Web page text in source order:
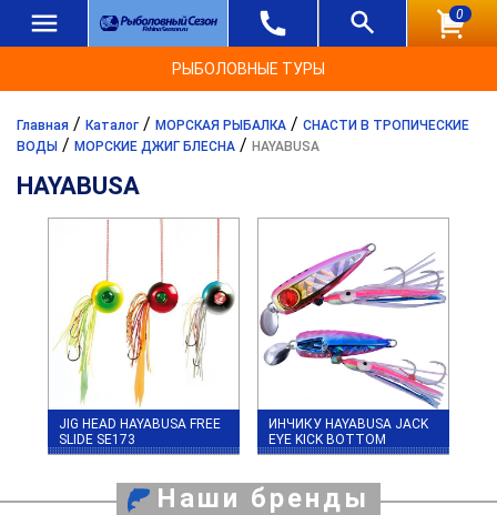
0
РЫБОЛОВНЫЕ ТУРЫ
Главная / Каталог / МОРСКАЯ РЫБАЛКА / СНАСТИ В ТРОПИЧЕСКИЕ
ВОДЫ / МОРСКИЕ ДЖИГ БЛЕСНА / HAYABUSA
HAYABUSA
JIG HEAD HAYABUSA FREE
SLIDE SE173
ИНЧИКУ HAYABUSA JACK
EYE KICK BOTTOM
Наши бренды